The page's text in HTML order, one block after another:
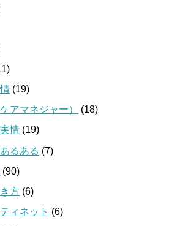
(19)
アマネジャー）
(18)
情 (19)
るある (7)
(90)
方 (6)
ィネット (6)